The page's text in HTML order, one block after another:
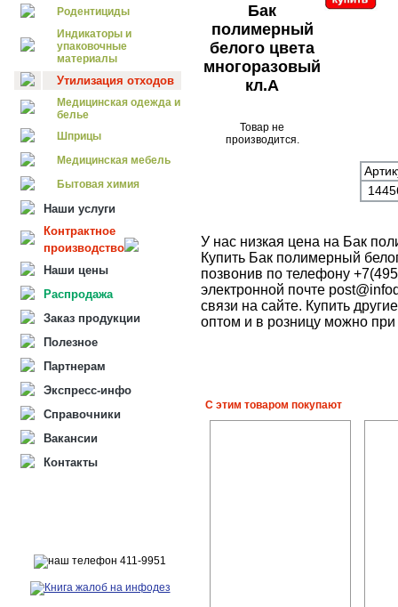
Родентициды
Индикаторы и
упаковочные
материалы
Утилизация отходов
Медицинская одежда и
белье
Шприцы
Медицинская мебель
Бытовая химия
Наши услуги
Контрактное
производство
Наши цены
Распродажа
Заказ продукции
Полезное
Партнерам
Экспресс-инфо
Справочники
Вакансии
Контакты
Бак
полимерный
белого цвета
многоразовый
кл.А
Товар не
производится.
У нас низкая цена на Бак
Купить Бак полимерный
позвонив по телефону
электронной почте
связи на сайте. Купить
оптом и в розницу можно
С этим товаром покупают